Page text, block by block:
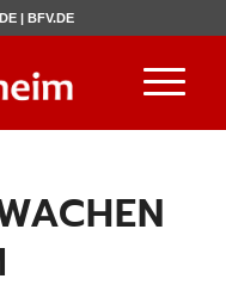
|BFV.DE